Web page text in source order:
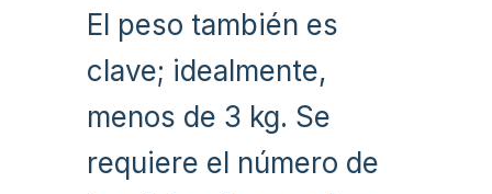
El peso también es
clave; idealmente,
menos de 3 kg. Se
requiere el número de